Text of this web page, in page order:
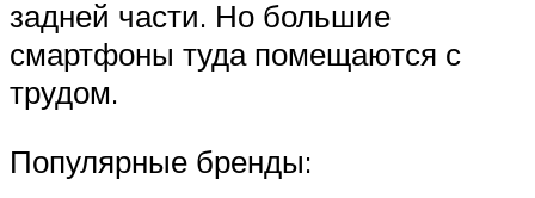
задней части. Но большие
смартфоны туда помещаются с
трудом.
Популярные бренды: